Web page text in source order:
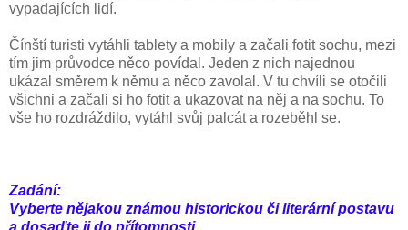
vypadajících lidí.
Čínští turisti vytáhli tablety a mobily a začali fotit sochu, mezi
tím jim průvodce něco povídal. Jeden z nich najednou
ukázal směrem k němu a něco zavolal. V tu chvíli se otočili
všichni a začali si ho fotit a ukazovat na něj a na sochu. To
vše ho rozdráždilo, vytáhl svůj palcát a rozeběhl se.
Zadání:
Vyberte nějakou známou historickou či literární postavu